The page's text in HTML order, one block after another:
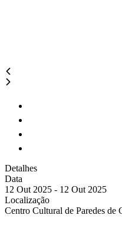
Detalhes
Data
12 Out 2025 - 12 Out 2025
Localização
Centro Cultural de Paredes de